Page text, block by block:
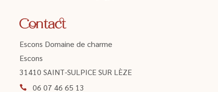
Contact
Escons Domaine de charme
Escons
31410 SAINT-SULPICE SUR LÈZE
06 07 46 65 13